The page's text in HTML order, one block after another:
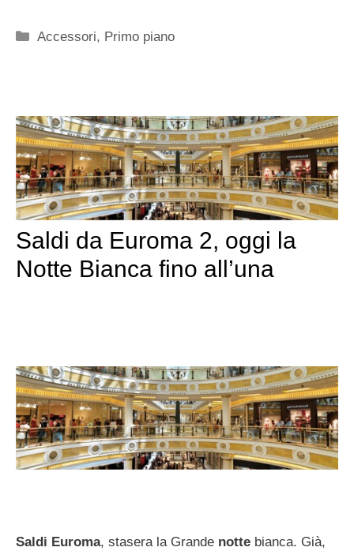
Categorie
Accessori, Primo piano
Saldi da Euroma 2, oggi la
Notte Bianca fino all’una
Saldi Euroma, stasera la Grande notte bianca. Già,